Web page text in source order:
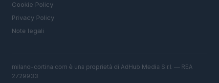
Cookie Policy
Privacy Policy
Note legali
milano-cortina.com è una proprietà di AdHub Media S.r.l. — REA
2729933